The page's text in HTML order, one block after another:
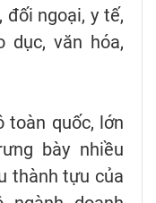
đối ngoại, y tế,
dục, văn hóa,
toàn quốc, lớn
bày nhiều
thành tựu của